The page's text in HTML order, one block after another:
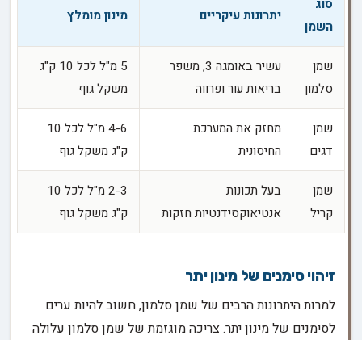
סוג
השמן
יתרונות עיקריים מינון מומלץ
שמן
סלמון
עשיר באומגה 3, משפר
בריאות עור ופרווה
5 מ"ל לכל 10 ק"ג
משקל גוף
שמן
דגים
מחזק את המערכת
החיסונית
4-6 מ"ל לכל 10
ק"ג משקל גוף
שמן
קריל
בעל תכונות
אנטיאוקסידנטיות חזקות
2-3 מ"ל לכל 10
ק"ג משקל גוף
זיהוי סימנים של מינון יתר
למרות היתרונות הרבים של שמן סלמון, חשוב להיות ערים
לסימנים של מינון יתר. צריכה מוגזמת של שמן סלמון עלולה